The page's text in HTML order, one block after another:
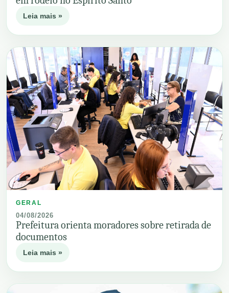
Leia mais »
GERAL
04/08/2026
Prefeitura orienta moradores sobre retirada de
documentos
Leia mais »